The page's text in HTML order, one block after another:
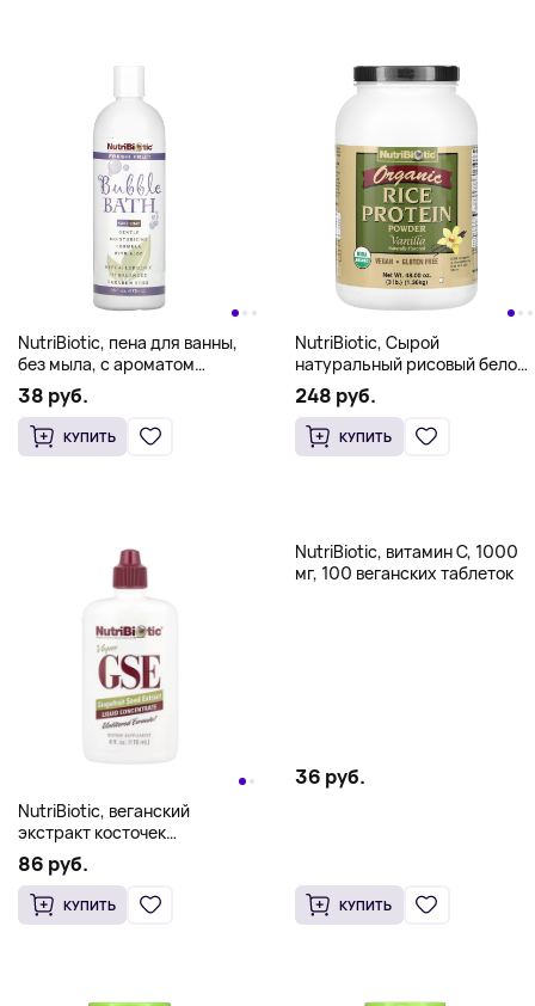
NutriBiotic, пена для ванны,
без мыла, с ароматом
свежих фруктов, 473 мл
(16 жидк. унций)
38 руб.
КУПИТЬ
NutriBiotic, Сырой
натуральный рисовый белок
с ванилью, 3 фунта (1.36 кг)
248 руб.
КУПИТЬ
NutriBiotic, веганский
экстракт косточек
грейпфрута, жидкий
концентрат, 100 мг, 118 мл (4
жидк. унции)
86 руб.
КУПИТЬ
NutriBiotic, витамин C, 1000
мг, 100 веганских таблеток
36 руб.
КУПИТЬ